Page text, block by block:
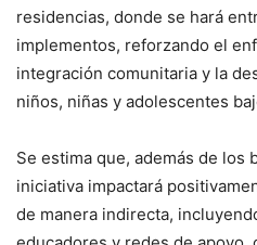
residencias, donde se hará
implementos, reforzando el
integración comunitaria y la
niños, niñas y adolescentes
Se estima que, además de los
iniciativa impactará
de manera indirecta,